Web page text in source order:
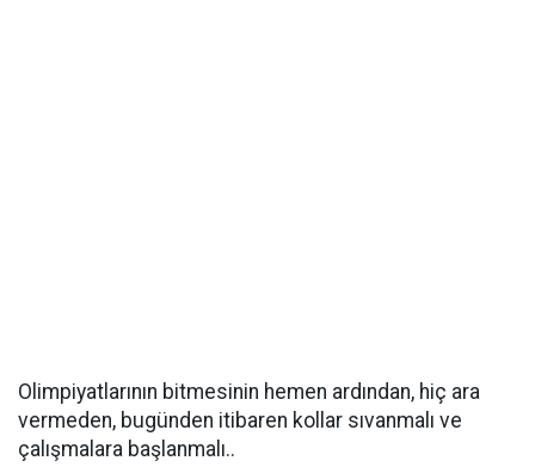
Olimpiyatlarının bitmesinin hemen ardından, hiç ara
vermeden, bugünden itibaren kollar sıvanmalı ve
çalışmalara başlanmalı..